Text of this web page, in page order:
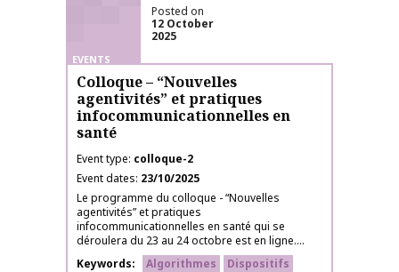
EVENTS
Posted on
12 October
2025
Colloque – “Nouvelles
agentivités” et pratiques
infocommunicationnelles en
santé
Event type colloque-2
Event dates 23/10/2025
Le programme du colloque - “Nouvelles
agentivités” et pratiques
infocommunicationnelles en santé qui se
déroulera du 23 au 24 octobre est en ligne....
Keywords
Algorithmes
Dispositifs